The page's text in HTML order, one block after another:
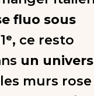
fluo sous
ce resto
un univers
murs rose